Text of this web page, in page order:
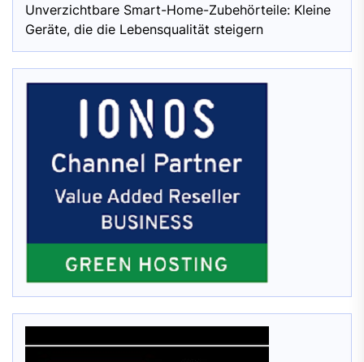
Unverzichtbare Smart-Home-Zubehörteile: Kleine
Geräte, die die Lebensqualität steigern